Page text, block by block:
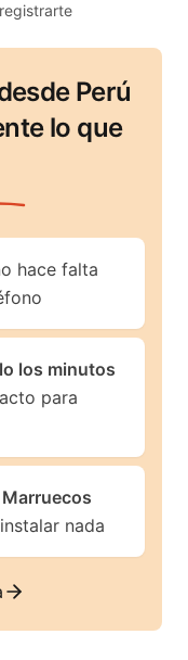
Perú
lo que
hace falta
los minutos
para
nada